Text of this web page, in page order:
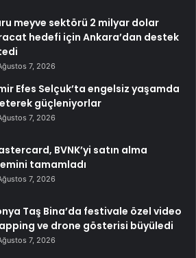
meyve sektörü 2 milyar dolar
hedefi için Ankara’dan destek
7, 2026
Efes Selçuk’ta engelsiz yaşamda
güçleniyorlar
7, 2026
BVNK’yi satın alma
tamamladı
7, 2026
Taş Bina’da festivale özel video
ve drone gösterisi büyüledi
7, 2026